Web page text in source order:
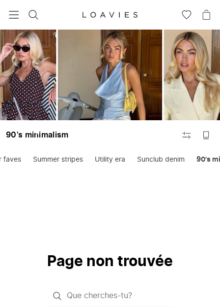
RECHERCHEZ
VOIR
LA
LISTE
D'ENVIES
LE
Vêtements
90's minimalism
FILTRER
faves Summer stripes Utility era Sunclub denim 90's
Page non trouvée